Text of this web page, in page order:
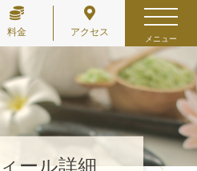
メニュー
料金 アクセス
ール詳細